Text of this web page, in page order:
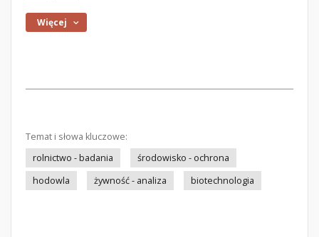
Więcej
Temat i słowa kluczowe:
rolnictwo - badania
środowisko - ochrona
hodowla
żywność - analiza biotechnologia